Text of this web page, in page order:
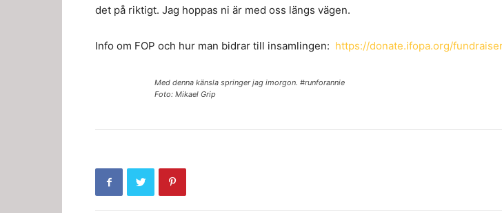
det på riktigt. Jag hoppas ni är med oss längs vägen.
Info om FOP och hur man bidrar till insamlingen: https://donate.ifopa.org/
Med denna känsla springer jag imorgon. #runforannie
Foto: Mikael Grip